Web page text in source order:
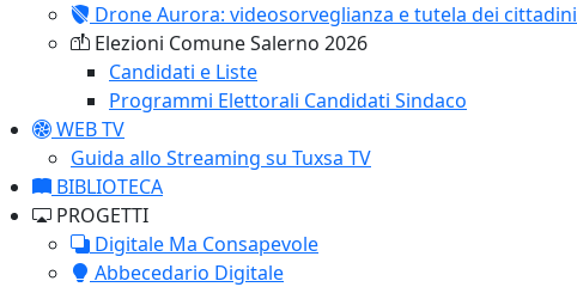
Drone Aurora: videosorveglianza e tutela dei cittadini
Elezioni Comune Salerno 2026
Candidati e Liste
Programmi Elettorali Candidati Sindaco
WEB TV
Guida allo Streaming su Tuxsa TV
BIBLIOTECA
PROGETTI
Digitale Ma Consapevole
Abbecedario Digitale